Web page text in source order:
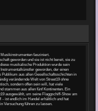
fasziniert.
geworden und sie ist nicht bereit, sie zu
musikalische Produktion wurde sein
geworden, der einen
Publikum aus allen Gesellschaftsschichten in
verändernde Welt von Street19 ohne
sondern offen sein will, hat viele
stammen aus allen fünf Kontinenten. Ein
ausgewählt, um seine Flaggschiff-Show am
ist endlich im Handel erhältlich und hat
Versuchung führen zu lassen.